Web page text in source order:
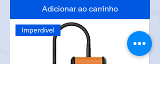
Adicionar ao carrinho
Imperdível